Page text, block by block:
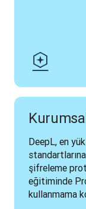
DeepL, en
şifreleme
eğitiminde
kullanmama